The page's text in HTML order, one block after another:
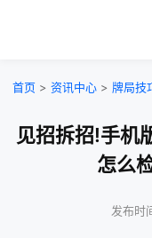
首页 > 资讯中心 > 牌局技
见招拆招!手机
怎么
发布时